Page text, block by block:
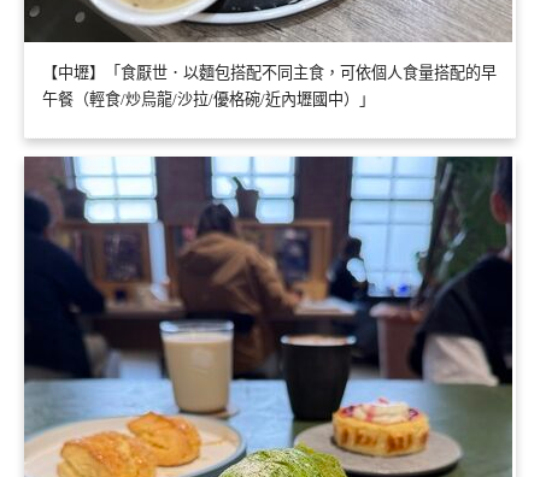
【中壢】「食厭世．以麵包搭配不同主食，可依個人食量搭配的早
午餐（輕食/炒烏龍/沙拉/優格碗/近內壢國中）」